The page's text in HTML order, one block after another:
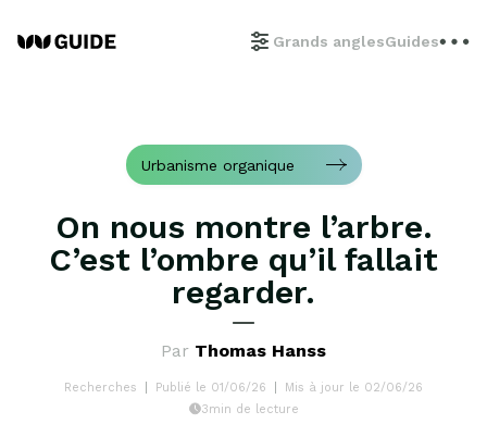
Grands anglesGuides
Urbanisme organique
On nous montre l’arbre.
C’est l’ombre qu’il fallait
regarder.
Par Thomas Hanss
Recherches Publié le 01/06/26
Mis à jour le 02/06/26
3min de lecture